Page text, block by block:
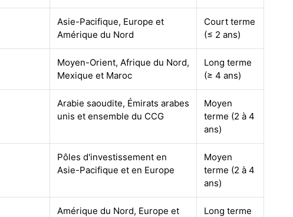
Asie-Pacifique, Europe et
Amérique du Nord
Court terme
(≤ 2 ans)
Moyen-Orient, Afrique du Nord,
Mexique et Maroc
Long terme
(≥ 4 ans)
Arabie saoudite, Émirats arabes
unis et ensemble du CCG
Moyen
terme (2 à 4
ans)
Pôles d'investissement en
Asie-Pacifique et en Europe
Moyen
terme (2 à 4
ans)
Amérique du Nord, Europe et
Long terme